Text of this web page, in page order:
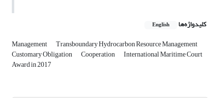
کلیدواژه‌ها English
Management Transboundary Hydrocarbon Resource Management
Customary Obligation Cooperation International Maritime Court
Award in 2017